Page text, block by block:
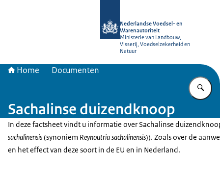
Nederlandse Voedsel- en
Warenautoriteit
Ministerie van Landbouw,
Visserij, Voedselzekerheid en
Natuur
Home Documenten
Sachalinse duizendknoop
In deze factsheet vindt u informatie over Sachalinse
sachalinensis(synoniem Reynoutria sachalinensis)). Zoals over de
en het effect van deze soort in de EU en in Nederland.